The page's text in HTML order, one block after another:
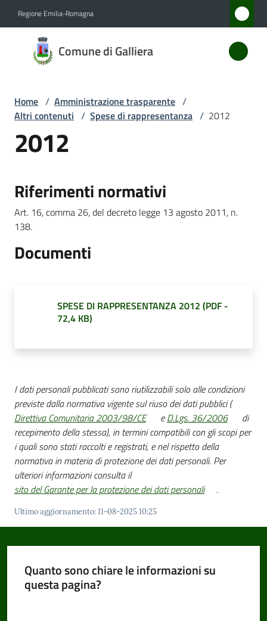
Regione Emilia-Romagna
Comune di Galliera
Comune
di
Menu selezionato
Servizi
Vivere
Amministrazione
argomenti...
Seguici
su
Home / Amministrazione trasparente /
Altri contenuti / Spese di rappresentanza / 2012
2012
Riferimenti normativi
Art. 16, comma 26, del decreto legge 13 agosto 2011, n.
138.
Documenti
SPESE DI RAPPRESENTANZA 2012 (PDF -
72,4 KB)
I dati personali pubblicati sono riutilizzabili solo alle condizioni
previste dalla normativa vigente sul riuso dei dati pubblici (
Direttiva Comunitaria 2003/98/CE
eD.Lgs. 36/2006
di
recepimento della stessa), in termini compatibili con gli scopi per
i quali sono stati raccolti e registrati, e nel rispetto della
normativa in materia di protezione dei dati personali. Per
ulteriori informazioni consulta il
sito del Garante per la protezione dei dati personali
.
Ultimo aggiornamento:11-08-2025 10:25
Quanto sono chiare le informazioni su
questa pagina?